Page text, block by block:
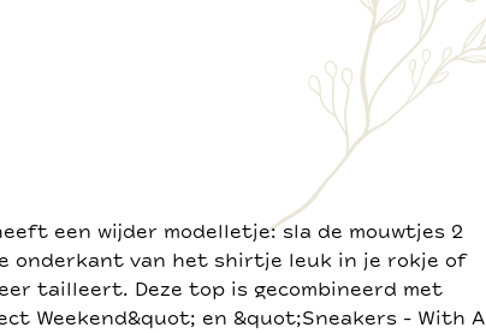
een wijder modelletje: sla de mouwtjes 2
onderkant van het shirtje leuk in je rokje of
tailleert. Deze top is gecombineerd met
Weekend&quot; en &quot;Sneakers - With A